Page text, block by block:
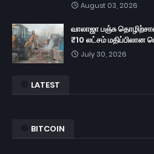
August 03, 2026
வாலாஜா பஞ்சு
₹10 லட்சம் மதிப்பிலான
July 30, 2026
LATEST
BITCOIN